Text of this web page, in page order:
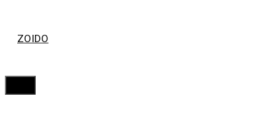
ZOIDO